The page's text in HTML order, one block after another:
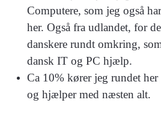
Computere, som jeg også
her. Også fra udlandet, for
danskere rundt omkring,
dansk IT og PC hjælp.
Ca 10% kører jeg rundet
og hjælper med næsten alt.